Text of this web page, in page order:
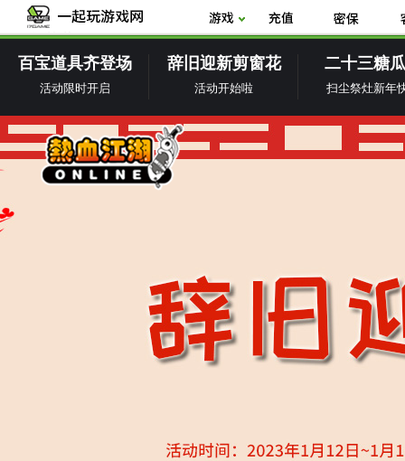
百宝道具齐登场
活动限时开启
辞旧迎新剪窗花
活动开始啦
二十三糖
扫尘祭灶新年